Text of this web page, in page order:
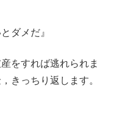
ダメだ』
をすれば逃れられま
きっちり返します。